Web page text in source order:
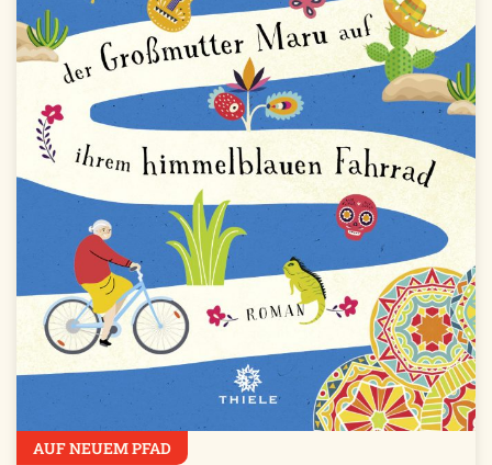
AUF NEUEM PFAD